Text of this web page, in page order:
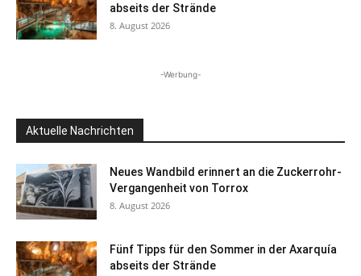
abseits der Strände
8. August 2026
-Werbung-
Aktuelle Nachrichten
Neues Wandbild erinnert an die Zuckerrohr-
Vergangenheit von Torrox
8. August 2026
Fünf Tipps für den Sommer in der Axarquía
abseits der Strände